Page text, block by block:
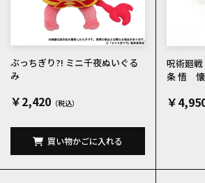
ぶっちぎり?! ミニ千夜ぬいぐる
み
￥2,420
買い物かごに入れる
呪術廻
条 悟 懐
￥